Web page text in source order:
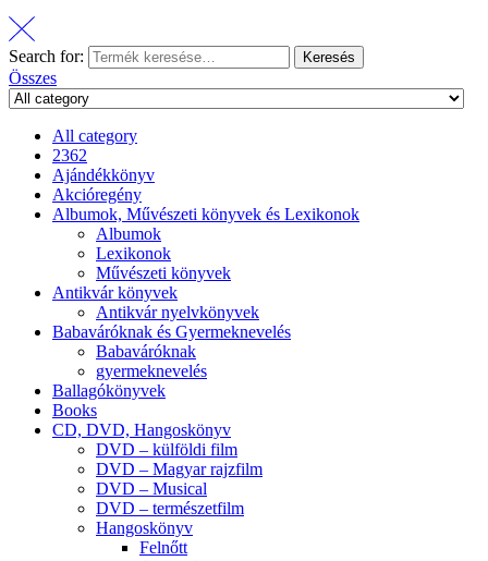
Search for: Keresés
Összes
All category
2362
Ajándékkönyv
Akcióregény
Albumok, Művészeti könyvek és Lexikonok
Albumok
Lexikonok
Művészeti könyvek
Antikvár könyvek
Antikvár nyelvkönyvek
Babaváróknak és Gyermeknevelés
Babaváróknak
gyermeknevelés
Ballagókönyvek
Books
CD, DVD, Hangoskönyv
DVD – külföldi film
DVD – Magyar rajzfilm
DVD – Musical
DVD – természetfilm
Hangoskönyv
Felnőtt